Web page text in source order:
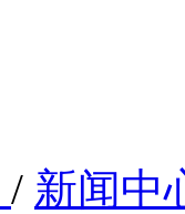
/ 新闻中